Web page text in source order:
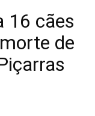
16 cães
de